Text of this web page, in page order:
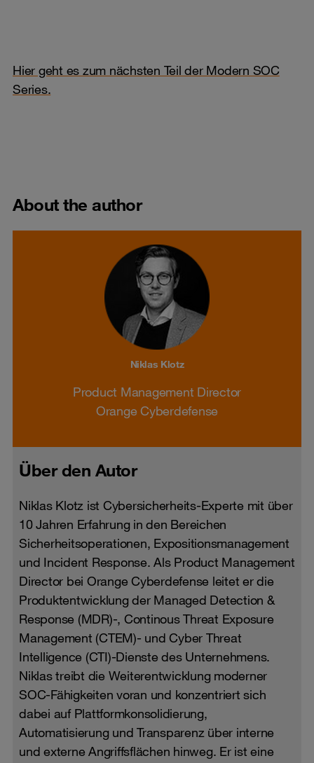
Hier geht es zum nächsten Teil der Modern SOC
Series.
About the author
Niklas Klotz
Product Management Director
Orange Cyberdefense
Über den Autor
Niklas Klotz ist Cybersicherheits-Experte mit über
10 Jahren Erfahrung in den Bereichen
Sicherheitsoperationen, Expositionsmanagement
und Incident Response. Als Product Management
Director bei Orange Cyberdefense leitet er die
Produktentwicklung der Managed Detection &
Response (MDR)-, Continous Threat Exposure
Management (CTEM)- und Cyber Threat
Intelligence (CTI)-Dienste des Unternehmens.
Niklas treibt die Weiterentwicklung moderner
SOC-Fähigkeiten voran und konzentriert sich
dabei auf Plattformkonsolidierung,
Automatisierung und Transparenz über interne
und externe Angriffsflächen hinweg. Er ist eine